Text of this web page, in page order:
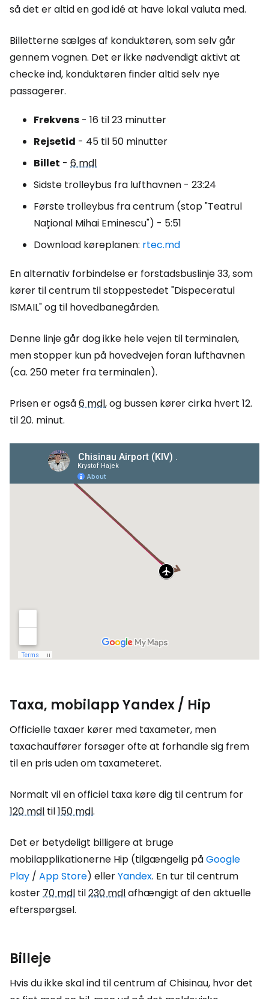
så det er altid en god idé at have lokal valuta med.
Billetterne sælges af konduktøren, som selv går
gennem vognen. Det er ikke nødvendigt aktivt at
checke ind, konduktøren finder altid selv nye
passagerer.
Frekvens - 16 til 23 minutter
Rejsetid - 45 til 50 minutter
Billet - 6 mdl
Sidste trolleybus fra lufthavnen - 23:24
Første trolleybus fra centrum (stop "Teatrul
Național Mihai Eminescu") - 5:51
Download køreplanen: rtec.md
En alternativ forbindelse er forstadsbuslinje 33, som
kører til centrum til stoppestedet "Dispeceratul
ISMAIL" og til hovedbanegården.
Denne linje går dog ikke hele vejen til terminalen,
men stopper kun på hovedvejen foran lufthavnen
(ca. 250 meter fra terminalen).
Prisen er også6 mdl, og bussen kører cirka hvert 12.
til 20. minut.
Taxa, mobilapp Yandex / Hip
Officielle taxaer kører med taxameter, men
taxachauffører forsøger ofte at forhandle sig frem
til en pris uden om taxameteret.
Normalt vil en officiel taxa køre dig til centrum for
120 mdl til150 mdl.
Det er betydeligt billigere at bruge
mobilapplikationerne Hip (tilgængelig påGoogle
Play / App Store) ellerYandex. En tur til centrum
koster70 mdl til230 mdlafhængigt af den aktuelle
efterspørgsel.
Billeje
Hvis du ikke skal ind til centrum af Chisinau, hvor det